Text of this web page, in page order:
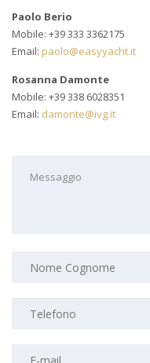
Paolo Berio
Mobile: +39 333 3362175
Email: paolo@easyyacht.it
Rosanna Damonte
Mobile: +39 338 6028351
Email: damonte@ivg.it